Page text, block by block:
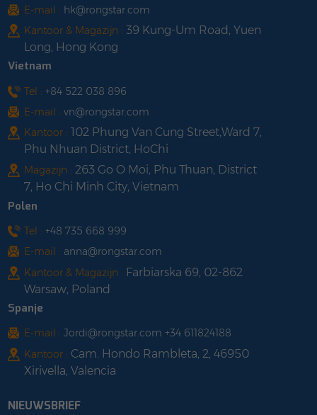
E-mail : hk@rongstar.com
Kantoor & Magazijn : 39 Kung-Um Road, Yuen
Long, Hong Kong
Vietnam
Tel : +84 522 038 896
E-mail : vn@rongstar.com
Kantoor : 102 Phung Van Cung Street,Ward 7,
Phu Nhuan District, HoChi
Magazijn : 263 Go O Moi, Phu Thuan, District
7, Ho Chi Minh City, Vietnam
Polen
Tel : +48 735 668 999
E-mail : anna@rongstar.com
Kantoor & Magazijn : Farbiarska 69, 02-862
Warsaw, Poland
Spanje
E-mail : Jordi@rongstar.com +34 611824188
Kantoor : Cam. Hondo Rambleta, 2, 46950
Xirivella, Valencia
NIEUWSBRIEF